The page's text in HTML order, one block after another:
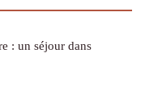
: un séjour dans